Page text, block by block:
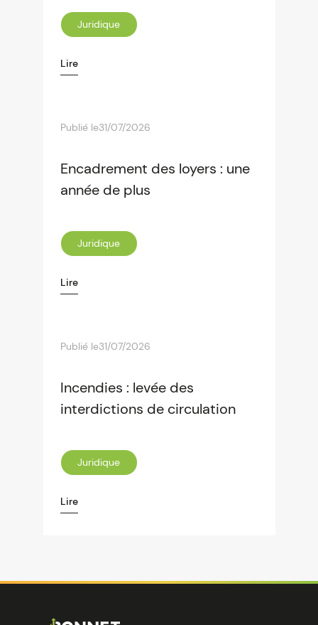
Juridique
Lire
Publié le31/07/2026
Encadrement des loyers : une
année de plus
Juridique
Lire
Publié le31/07/2026
Incendies : levée des
interdictions de circulation
Juridique
Lire